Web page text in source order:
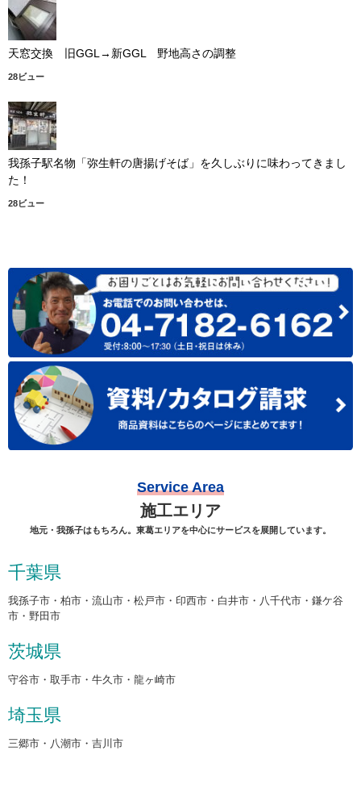
天窓交換 旧GGL→新GGL 野地高さの調整
28ビュー
我孫子駅名物「弥生軒の唐揚げそば」を久しぶりに味わってきまし
た！
28ビュー
Service Area
施工エリア
地元・我孫子はもちろん。東葛エリアを中心にサービスを展開しています。
千葉県
我孫子市・柏市・流山市・松戸市・印西市・白井市・八千代市・鎌ケ谷
市・野田市
茨城県
守谷市・取手市・牛久市・龍ヶ崎市
埼玉県
三郷市・八潮市・吉川市